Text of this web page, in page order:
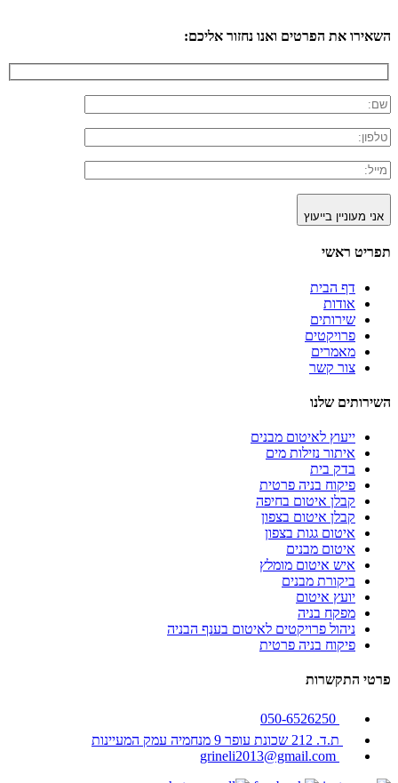
השאירו את הפרטים ואנו נחזור אליכם:
אני מעוניין בייעוץ
תפריט ראשי
דף הבית
אודות
שירותים
פרויקטים
מאמרים
צור קשר
השירותים שלנו
ייעוץ לאיטום מבנים
איתור נזילות מים
בדק בית
פיקוח בניה פרטית
קבלן איטום בחיפה
קבלן איטום בצפון
איטום גגות בצפון
איטום מבנים
איש איטום מומלץ
ביקורת מבנים
יועץ איטום
מפקח בניה
ניהול פרויקטים לאיטום בענף הבניה
פיקוח בניה פרטית
פרטי התקשרות
ת.ד. 212 שכונת עופר 9 מנחמיה עמק המעיינות